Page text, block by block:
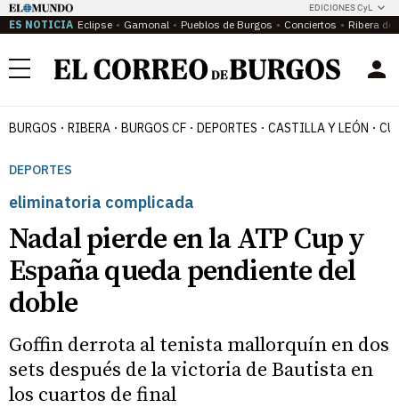
EDICIONES CyL
ES NOTICIA Eclipse Gamonal Pueblos de Burgos Conciertos Ribera del
Menú
BURGOS RIBERA BURGOS CF DEPORTES CASTILLA Y LEÓN
DEPORTES
eliminatoria complicada
Nadal pierde en la ATP Cup y
España queda pendiente del
doble
Goffin derrota al tenista mallorquín en dos
sets después de la victoria de Bautista en
los cuartos de final